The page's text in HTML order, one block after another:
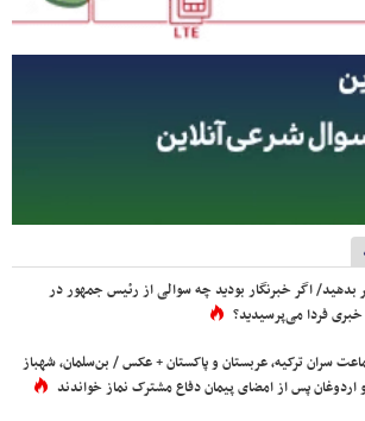
بدهید/ اگر خبرنگار بودید چه سوالی از رئیس جمهور در
فردا می‌پرسیدید؟
سران ترکیه، عربستان و پاکستان + عکس / بن‌سلمان، شهباز
پس از امضای پیمان دفاع مشترک نماز خواندند